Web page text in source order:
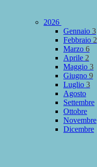
2026
Gennaio 3
Febbraio 2
Marzo 6
Aprile 2
Maggio 3
Giugno 9
Luglio 3
Agosto
Settembre
Ottobre
Novembre
Dicembre